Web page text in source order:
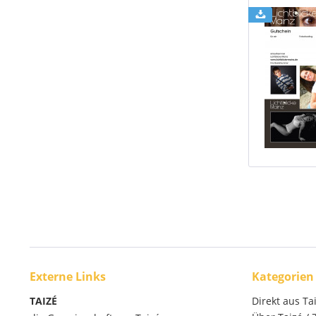
Externe Links
TAIZÉ
Kategorien
Direkt aus